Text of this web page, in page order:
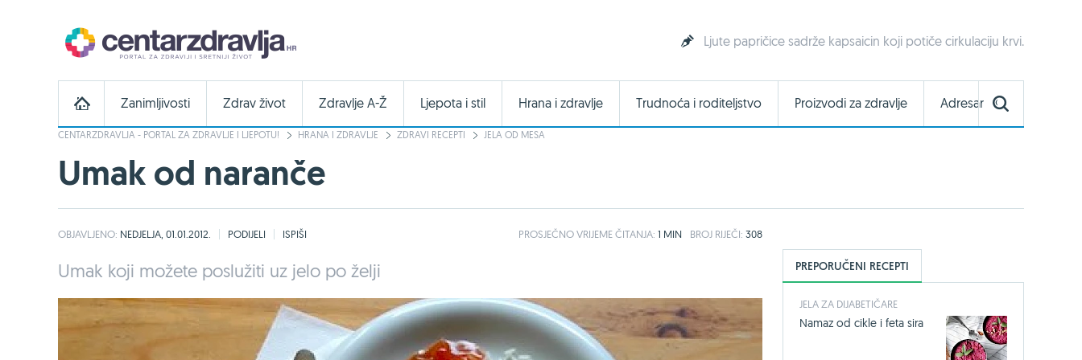
Ljute papričice sadrže kapsaicin koji potiče cirkulaciju krvi.
Zanimljivosti Zdrav život Zdravlje A-Ž Ljepota i stil Hrana i zdravlje Trudnoća i roditeljstvo Proizvodi za zdravlje Adresar
CENTARZDRAVLJA - PORTAL ZA ZDRAVLJE I LJEPOTU! HRANA I ZDRAVLJE ZDRAVI RECEPTI JELA OD MESA
Umak od naranče
OBJAVLJENO: NEDJELJA, 01.01.2012. PODIJELI ISPIŠI PROSJEČNOVRIJEME ČITANJA: 1 MIN BROJ RIJEČI: 308
Umak koji možete poslužiti uz jelo po želji PREPORUČENI RECEPTI
JELA ZA DIJABETIČARE
Namaz od cikle i feta sira